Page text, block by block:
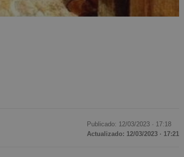
Publicado: 12/03/2023 · 17:18
Actualizado: 12/03/2023 · 17:21